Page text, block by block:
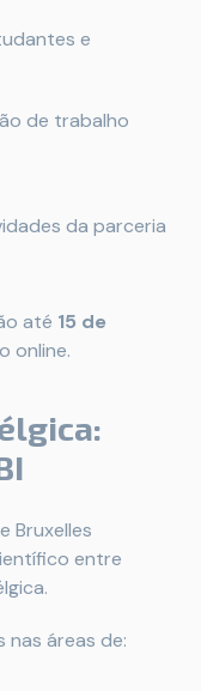
e
de trabalho
da parceria
até 15 de
online.
Bruxelles
entre
áreas de: